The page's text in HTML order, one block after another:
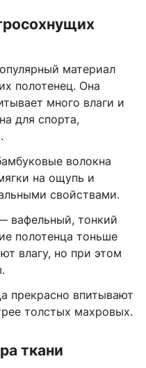
материал
полотенец. Она
много влаги и
для спорта,
волокна
на ощупь и
свойствами.
вафельный, тонкий
полотенца тоньше
влагу, но при этом
прекрасно впитывают
толстых махровых.
ткани